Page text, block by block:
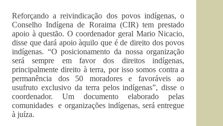
Reforçando a reivindicação dos povos indígenas, o
Conselho Indígena de Roraima (CIR) tem prestado
apoio à questão. O coordenador geral Mario Nicacio,
disse que dará apoio àquilo que é de direito dos povos
indígenas. “O posicionamento da nossa organização
será sempre em favor dos direitos indígenas,
principalmente direito à terra, por isso somos contra a
permanência dos 50 moradores e favoráveis ao
usufruto exclusivo da terra pelos indígenas”, disse o
coordenador. Um documento elaborado pelas
comunidades e organizações indígenas, será entregue
à juíza.